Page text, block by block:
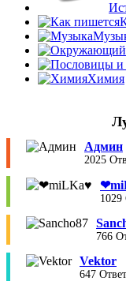
Химия
Админ
2025
1029
766
Vektor
647